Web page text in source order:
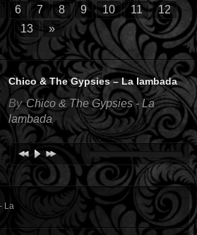
6 7 8 9 10 11
12
13
»
Chico & The Gypsies – La lambada
ByChico & The Gypsies - La
lambada
La